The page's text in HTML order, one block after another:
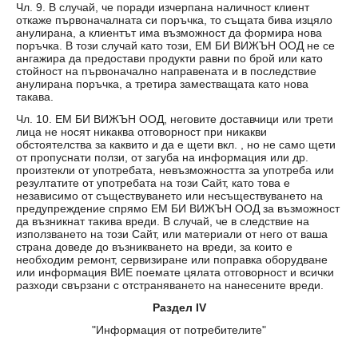
Чл. 9. В случай, че поради изчерпана наличност клиент
откаже първоначалната си поръчка, то същата бива изцяло
анулирана, а клиентът има възможност да формира нова
поръчка. В този случай като този, ЕМ БИ ВИЖЪН ООД не се
ангажира да предостави продукти равни по брой или като
стойност на първоначално направената и в последствие
анулирана поръчка, а третира заместващата като нова
такава.
Чл. 10. ЕМ БИ ВИЖЪН ООД, неговите доставчици или трети
лица не носят никаква отговорност при никакви
обстоятелства за каквито и да е щети вкл. , но не само щети
от пропуснати ползи, от загуба на информация или др.
произтекли от употребата, невъзможността за употреба или
резултатите от употребата на този Сайт, като това е
независимо от съществуването или несъществуването на
предупреждение спрямо ЕМ БИ ВИЖЪН ООД за възможност
да възникнат такива вреди. В случай, че в следствие на
използването на този Сайт, или материали от него от ваша
страна доведе до възникването на вреди, за които е
необходим ремонт, сервизиране или поправка оборудване
или информация ВИЕ поемате цялата отговорност и всички
разходи свързани с отстраняването на нанесените вреди.
Раздел IV
"Информация от потребителите"